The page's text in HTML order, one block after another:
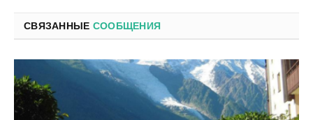
СВЯЗАННЫЕ СООБЩЕНИЯ